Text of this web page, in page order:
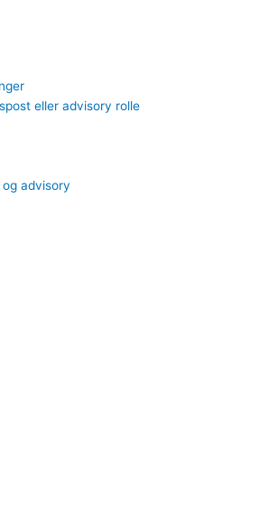
eller advisory rolle
advisory